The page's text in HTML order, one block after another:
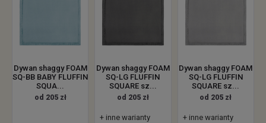
Dywan shaggy FOAM
SQ-BB BABY FLUFFIN
SQUA...
od 205 zł
Dywan shaggy FOAM
SQ-LG FLUFFIN
SQUARE sz...
od 205 zł
+ inne warianty
Dywan shaggy FOAM
SQ-LG FLUFFIN
SQUARE sz...
od 205 zł
+ inne warianty